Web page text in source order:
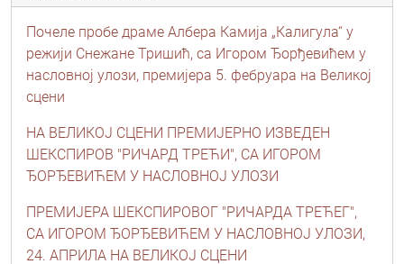
Почеле пробе драме Албера Камија „Калигула“ у
режији Снежане Тришић, са Игором Ђорђевићем у
насловној улози, премијера 5. фебруара на Великој
сцени
НА ВЕЛИКОЈ СЦЕНИ ПРЕМИЈЕРНО ИЗВЕДЕН
ШЕКСПИРОВ "РИЧАРД ТРЕЋИ", СА ИГОРОМ
ЂОРЂЕВИЋЕМ У НАСЛОВНОЈ УЛОЗИ
ПРЕМИЈЕРА ШЕКСПИРОВОГ "РИЧАРДА ТРЕЋЕГ",
СА ИГОРОМ ЂОРЂЕВИЋЕМ У НАСЛОВНОЈ УЛОЗИ,
24. АПРИЛА НА ВЕЛИКОЈ СЦЕНИ